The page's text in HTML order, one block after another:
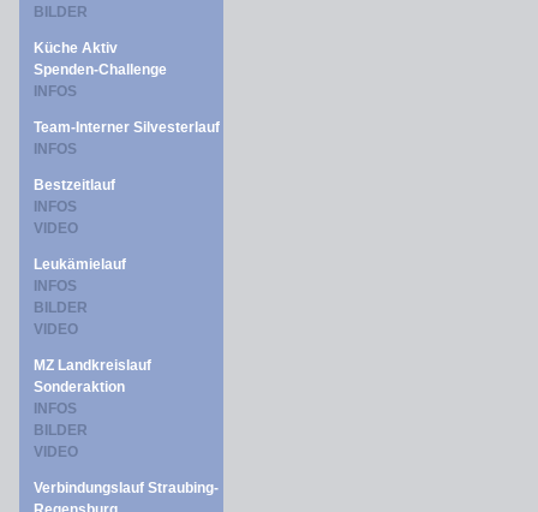
BILDER
Küche Aktiv
Spenden-Challenge
INFOS
Team-Interner Silvesterlauf
INFOS
Bestzeitlauf
INFOS
VIDEO
Leukämielauf
INFOS
BILDER
VIDEO
MZ Landkreislauf
Sonderaktion
INFOS
BILDER
VIDEO
Verbindungslauf Straubing-